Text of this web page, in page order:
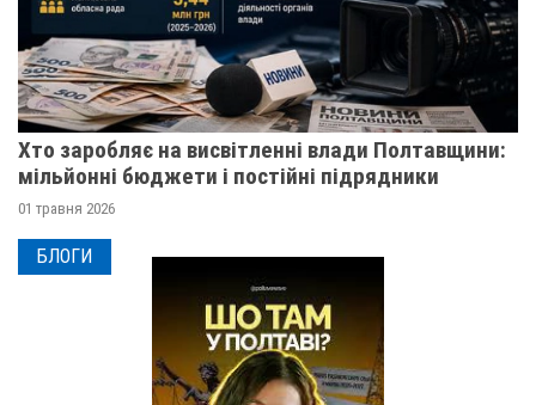
Хто заробляє на висвітленні влади Полтавщини:
мільйонні бюджети і постійні підрядники
01 травня 2026
БЛОГИ